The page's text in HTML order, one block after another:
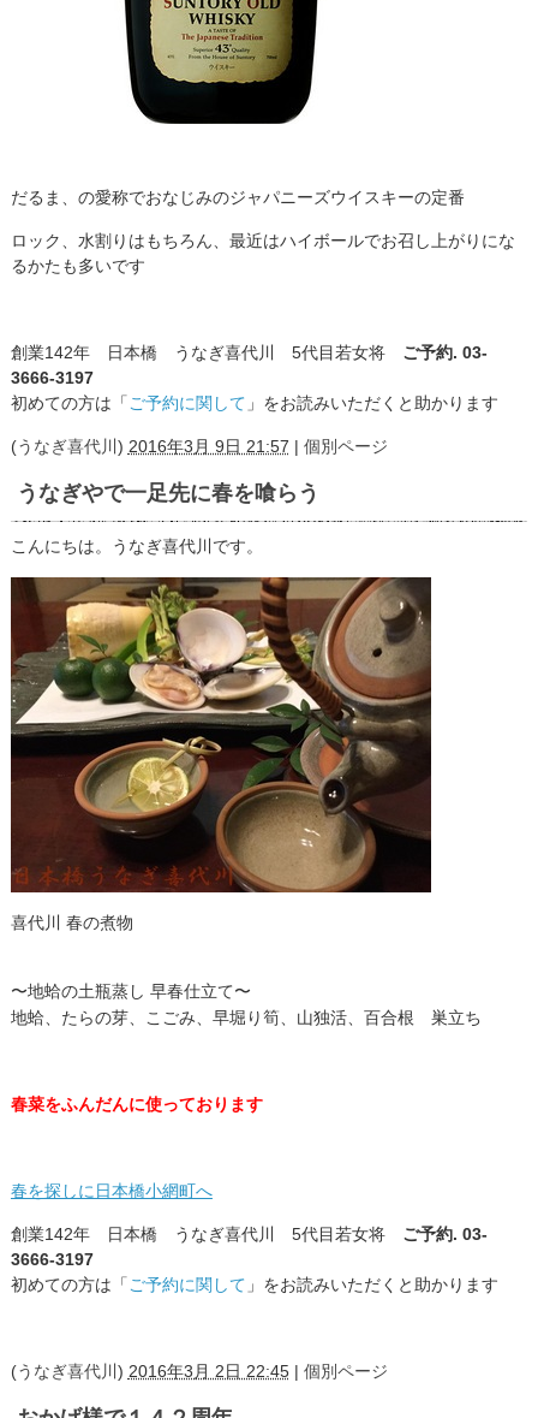
だるま、の愛称でおなじみのジャパニーズウイスキーの定番
ロック、水割りはもちろん、最近はハイボールでお召し上がりにな
るかたも多いです
創業142年 日本橋 うなぎ喜代川 5代目若女将 ご予約. 03-
3666-3197
初めての方は「 ご予約に関して 」をお読みいただくと助かります
(うなぎ喜代川 ) 2016年3月 9日 21:57 | 個別ページ
うなぎやで一足先に春を喰らう
こんにちは。うなぎ喜代川です。
喜代川 春の煮物
〜地蛤の土瓶蒸し 早春仕立て〜
地蛤、たらの芽、こごみ、早堀り筍、山独活、百合根 巣立ち
春菜をふんだんに使っております
春を探しに日本橋小網町へ
創業142年 日本橋 うなぎ喜代川 5代目若女将 ご予約. 03-
3666-3197
初めての方は「 ご予約に関して 」をお読みいただくと助かります
(うなぎ喜代川 ) 2016年3月 2日 22:45| 個別ページ